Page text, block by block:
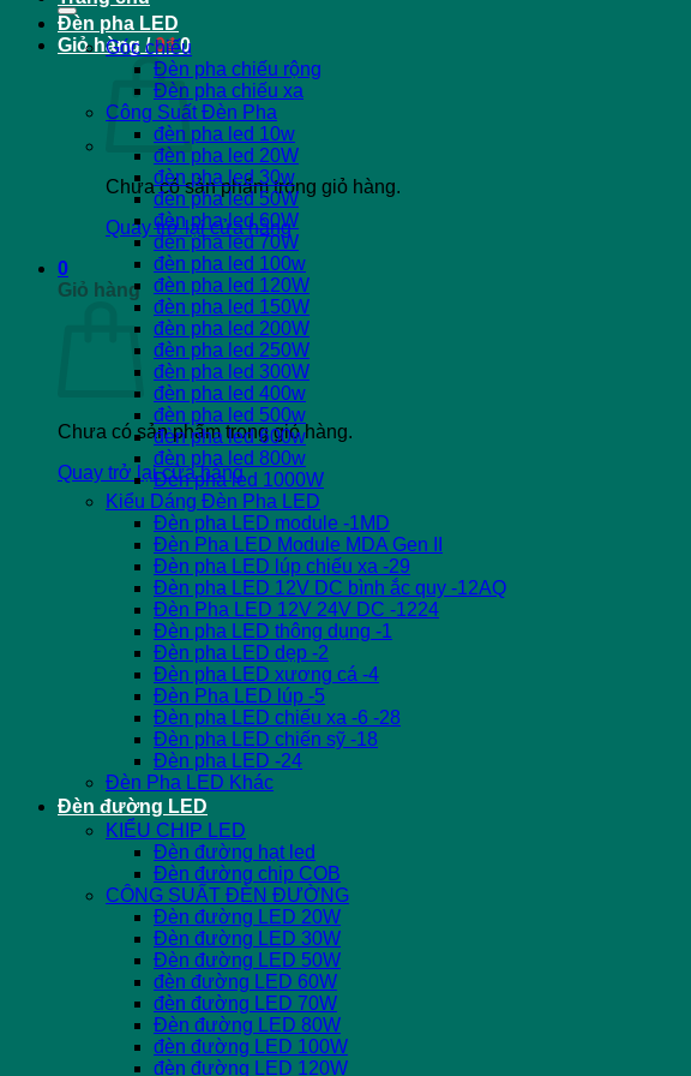
Giỏ hàng /0₫ 0
Chưa có sản phẩm trong giỏ hàng.
Quay trở lại cửa hàng
0
Giỏ hàng
Chưa có sản phẩm trong giỏ hàng.
Quay trở lại cửa hàng
Đèn pha LED
Góc chiếu
Đèn pha chiếu rộng
Đèn pha chiếu xa
Công Suất Đèn Pha
đèn pha led 10w
đèn pha led 20W
đèn pha led 30w
đèn pha led 50W
đèn pha led 60W
đèn pha led 70W
đèn pha led 100w
đèn pha led 120W
đèn pha led 150W
đèn pha led 200W
đèn pha led 250W
đèn pha led 300W
đèn pha led 400w
đèn pha led 500w
đèn pha led 600w
đèn pha led 800w
Đèn pha led 1000W
Kiểu Dáng Đèn Pha LED
Đèn pha LED module -1MD
Đèn Pha LED Module MDA Gen II
Đèn pha LED lúp chiếu xa -29
Đèn pha LED 12V DC bình ắc quy -12AQ
Đèn Pha LED 12V 24V DC -1224
Đèn pha LED thông dụng -1
Đèn pha LED dẹp -2
Đèn pha LED xương cá -4
Đèn Pha LED lúp -5
Đèn pha LED chiếu xa -6 -28
Đèn pha LED chiến sỹ -18
Đèn pha LED -24
Đèn Pha LED Khác
Đèn đường LED
KIỂU CHIP LED
Đèn đường hạt led
Đèn đường chip COB
CÔNG SUẤT ĐÈN ĐƯỜNG
Đèn đường LED 20W
Đèn đường LED 30W
Đèn đường LED 50W
đèn đường LED 60W
đèn đường LED 70W
Đèn đường LED 80W
đèn đường LED 100W
đèn đường LED 120W